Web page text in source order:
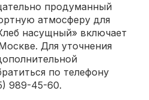
продуманный
атмосферу для
насущный» включает
Для уточнения
по телефону
989-45-60.